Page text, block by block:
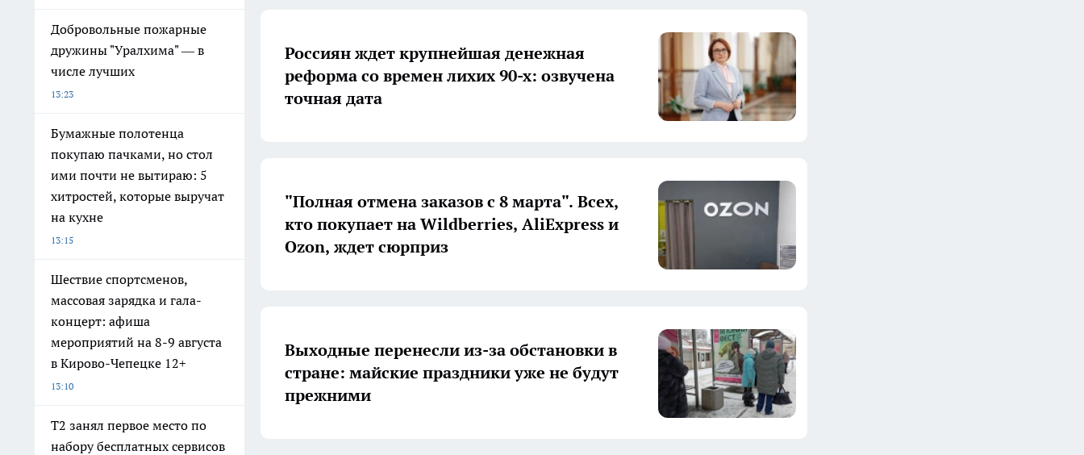
Добровольные пожарные
дружины "Уралхима" — в
числе лучших
13:23
Бумажные полотенца
покупаю пачками, но стол
ими почти не вытираю: 5
хитростей, которые выручат
на кухне
13:15
Шествие спортсменов,
массовая зарядка и гала-
концерт: афиша
мероприятий на 8-9 августа
в Кирово-Чепецке 12+
13:10
Т2 занял первое место по
набору бесплатных сервисов
Россиян ждет крупнейшая денежная
реформа со времен лихих 90-х: озвучена
точная дата
"Полная отмена заказов с 8 марта". Всех,
кто покупает на Wildberries, AliExpress и
Ozon, ждет сюрприз
Выходные перенесли из-за обстановки в
стране: майские праздники уже не будут
прежними